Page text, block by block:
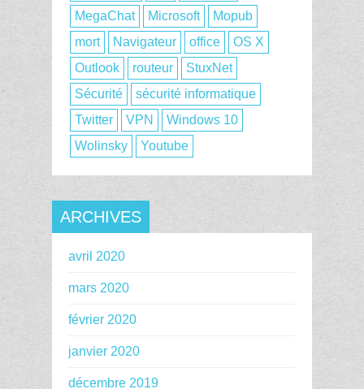
MegaChat
Microsoft
Mopub
mort
Navigateur office
OS X
Outlook
routeur
StuxNet
Sécurité
sécurité informatique
Twitter
VPN
Windows 10
Wolinsky
Youtube
ARCHIVES
avril 2020
mars 2020
février 2020
janvier 2020
décembre 2019